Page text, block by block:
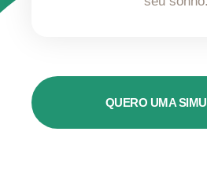
QUERO UMA